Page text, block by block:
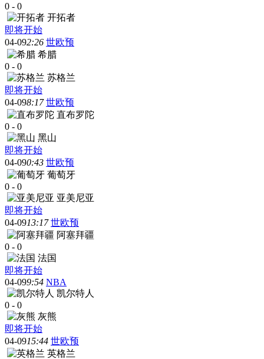
0 - 0
开拓者
即将开始
04-092:26 世欧预
希腊
0 - 0
苏格兰
即将开始
04-098:17 世欧预
直布罗陀
0 - 0
黑山
即将开始
04-090:43 世欧预
葡萄牙
0 - 0
亚美尼亚
即将开始
04-0913:17 世欧预
阿塞拜疆
0 - 0
法国
即将开始
04-099:54 NBA
凯尔特人
0 - 0
灰熊
即将开始
04-0915:44 世欧预
英格兰